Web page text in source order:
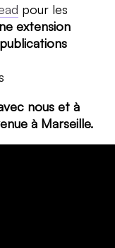
pour les
extension
nous et à
à Marseille.